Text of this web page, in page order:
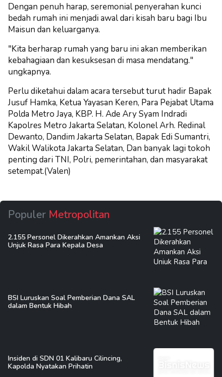
Dengan penuh harap, seremonial penyerahan kunci
bedah rumah ini menjadi awal dari kisah baru bagi Ibu
Maisun dan keluarganya.
"Kita berharap rumah yang baru ini akan memberikan
kebahagiaan dan kesuksesan di masa mendatang."
ungkapnya.
Perlu diketahui dalam acara tersebut turut hadir Bapak
Jusuf Hamka, Ketua Yayasan Keren, Para Pejabat Utama
Polda Metro Jaya, KBP. H. Ade Ary Syam Indradi
Kapolres Metro Jakarta Selatan, Kolonel Arh. Redinal
Dewanto, Dandim Jakarta Selatan, Bapak Edi Sumantri,
Wakil Walikota Jakarta Selatan, Dan banyak lagi tokoh
penting dari TNI, Polri, pemerintahan, dan masyarakat
setempat.(Valen)
Populer Metropolitan
2.155 Personel Dikerahkan Amankan Aksi
Unjuk Rasa Para Kepala Desa
BSI Luruskan Soal Pemberian Dana SAL
dalam Bentuk Hibah
Insiden di SDN 01 Kalibaru Cilincing,
Kapolda Nyatakan Prihatin